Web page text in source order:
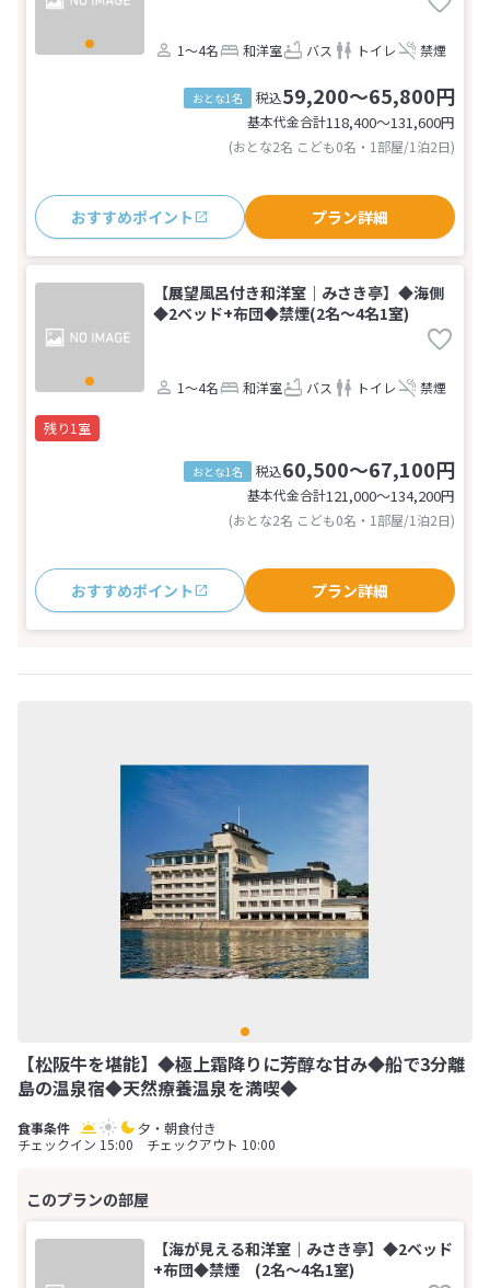
1～4名 和洋室 バス トイレ 禁煙
おとな1名 税込59,200～65,800円
基本代金合計118,400〜131,600円
(おとな2名 こども0名・1部屋/1泊2日)
おすすめポイント プラン詳細
【展望風呂付き和洋室｜みさき亭】◆海側
◆2ベッド+布団◆禁煙(2名～4名1室)
1～4名 和洋室 バス トイレ 禁煙
残り1室
おとな1名 税込60,500～67,100円
基本代金合計121,000〜134,200円
(おとな2名 こども0名・1部屋/1泊2日)
おすすめポイント プラン詳細
【松阪牛を堪能】◆極上霜降りに芳醇な甘み◆船で3分離
島の温泉宿◆天然療養温泉を満喫◆
夕・朝食付き
チェックイン 15:00 チェックアウト 10:00
【海が見える和洋室｜みさき亭】◆2ベッド
+布団◆禁煙 (2名～4名1室)